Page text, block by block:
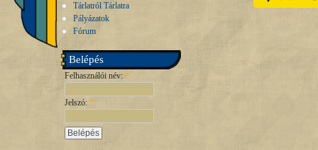
Tárlatról Tárlatra
Pályázatok
Fórum
Belépés
Felhasználói név: *
Jelszó: *